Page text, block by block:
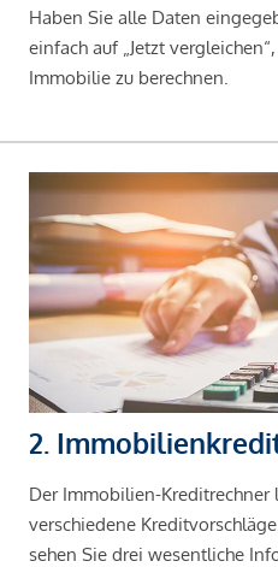
Haben Sie alle Daten
einfach auf „Jetzt
Immobilie zu berechnen.
2.
Der Immobilien-Kreditrechner
verschiedene
sehen Sie drei wesentliche